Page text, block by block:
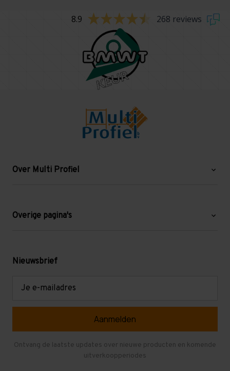
8.9 268 reviews
Over Multi Profiel
Blog
Levering en afhalen
Overige pagina's
Mezzanine
Gebruikte entresolvloeren
Nieuwsbrief
Ontvang de laatste updates over nieuwe producten en komende
uitverkoopperiodes